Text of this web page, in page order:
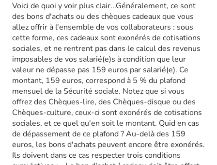
Voici de quoi y voir plus clair...Généralement, ce sont
des bons d'achats ou des chèques cadeaux que vous
allez offrir à l'ensemble de vos collaborateurs : sous
cette forme, ces cadeaux sont exonérés de cotisations
sociales, et ne rentrent pas dans le calcul des revenus
imposables de vos salarié(e)s à condition que leur
valeur ne dépasse pas 159 euros par salarié(e). Ce
montant, 159 euros, correspond à 5 % du plafond
mensuel de la Sécurité sociale. Notez que si vous
offrez des Chèques-lire, des Chèques-disque ou des
Chèques-culture, ceux-ci sont exonérés de cotisations
sociales, et ce quel qu'en soit le montant. Quid en cas
de dépassement de ce plafond ? Au-delà des 159
euros, les bons d'achats peuvent encore être exonérés.
Ils doivent dans ce cas respecter trois conditions